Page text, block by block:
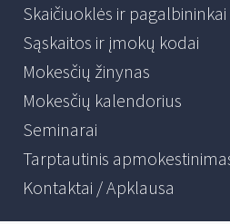
Skaičiuoklės ir pagalbininkai
Sąskaitos ir įmokų kodai
Mokesčių žinynas
Mokesčių kalendorius
Seminarai
Tarptautinis
Kontaktai / Apklausa